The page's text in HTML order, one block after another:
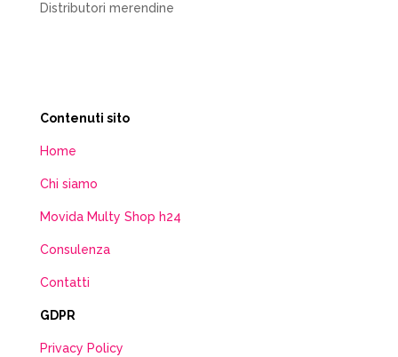
Distributori merendine
Contenuti sito
Home
Chi siamo
Movida Multy Shop h24
Consulenza
Contatti
GDPR
Privacy Policy